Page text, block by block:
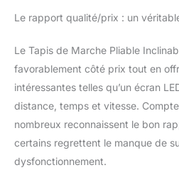
pour
de
Le rapport qualité/prix : un
Le Tapis de Marche Pliable
favorablement côté prix tout en
intéressantes telles qu’un écran
distance, temps et vitesse.
nombreux reconnaissent le bon
certains regrettent le manque de
dysfonctionnement.